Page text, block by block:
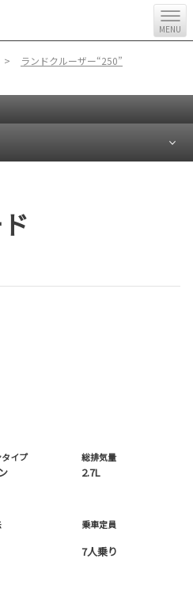
MENU
ランドクルーザー“250”
イプ 総排気量
2.7L
乗車定員
7人乗り